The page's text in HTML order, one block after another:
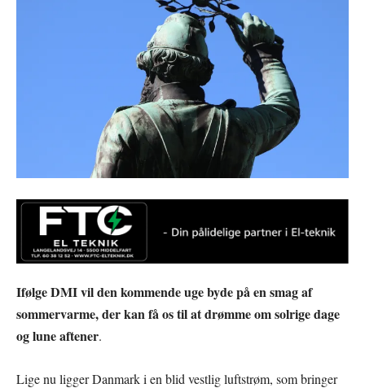
Ifølge DMI vil den kommende uge byde på en smag af
sommervarme, der kan få os til at drømme om solrige dage
og lune aftener.
Lige nu ligger Danmark i en blid vestlig luftstrøm, som bringer